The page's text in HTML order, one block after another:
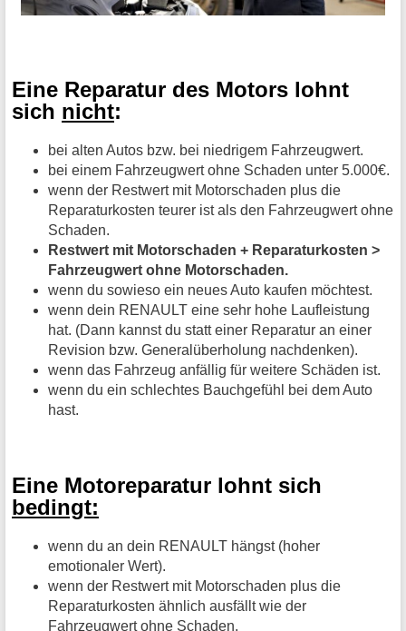
Eine Reparatur des Motors lohnt
sich nicht:
bei alten Autos bzw. bei niedrigem Fahrzeugwert.
bei einem Fahrzeugwert ohne Schaden unter 5.000€.
wenn der Restwert mit Motorschaden plus die
Reparaturkosten teurer ist als den Fahrzeugwert ohne
Schaden.
Restwert mit Motorschaden + Reparaturkosten >
Fahrzeugwert ohne Motorschaden.
wenn du sowieso ein neues Auto kaufen möchtest.
wenn dein RENAULT eine sehr hohe Laufleistung
hat. (Dann kannst du statt einer Reparatur an einer
Revision bzw. Generalüberholung nachdenken).
wenn das Fahrzeug anfällig für weitere Schäden ist.
wenn du ein schlechtes Bauchgefühl bei dem Auto
hast.
Eine Motoreparatur lohnt sich
bedingt:
wenn du an dein RENAULT hängst (hoher
emotionaler Wert).
wenn der Restwert mit Motorschaden plus die
Reparaturkosten ähnlich ausfällt wie der
Fahrzeugwert ohne Schaden.